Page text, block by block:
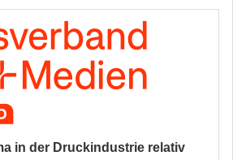
in der Druckindustrie relativ